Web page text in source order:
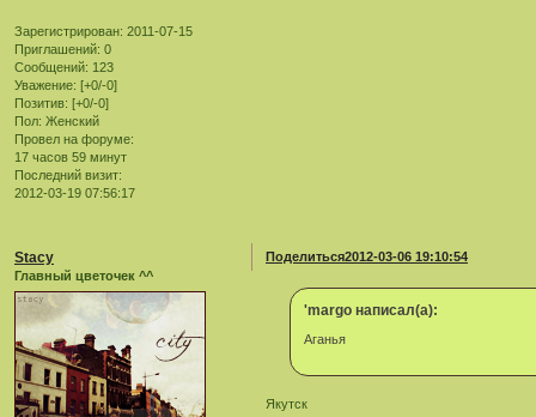
Зарегистрирован: 2011-07-15
Приглашений: 0
Сообщений: 123
Уважение: [+0/-0]
Позитив: [+0/-0]
Пол: Женский
Провел на форуме:
17 часов 59 минут
Последний визит:
2012-03-19 07:56:17
Поделиться2012-03-06 19:10:54
Stacy
Главный цветочек ^^
'margo написал(а):
Аганья
Якутск